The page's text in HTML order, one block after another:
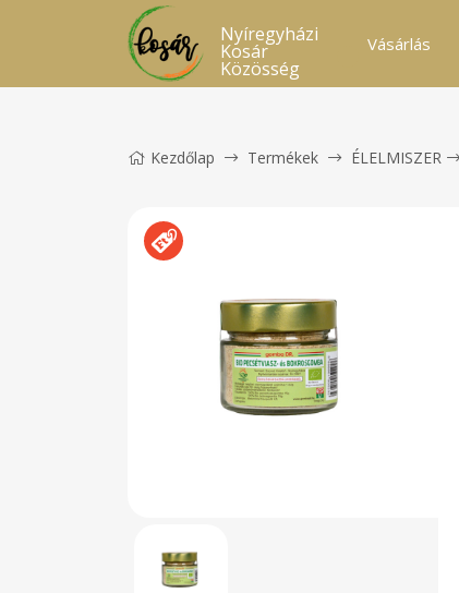
Nyíregyházi
Kosár
Közösség
Vásárlás
Kezdőlap Termékek ÉLELMISZER